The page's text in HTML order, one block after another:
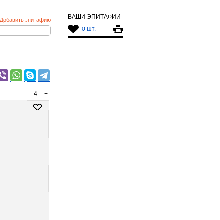
ВАШИ ЭПИТАФИИ
0 шт.
Добавить эпитафию
+
4
-